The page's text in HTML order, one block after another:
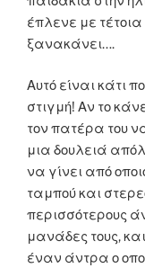
έπλενε με
ξανακάνει….
Αυτό είναι κάτι
στιγμή! Αν το
τον πατέρα του
μια δουλειά
να γίνει από
ταμπού και
περισσότερους
μανάδες τους,
έναν άντρα ο